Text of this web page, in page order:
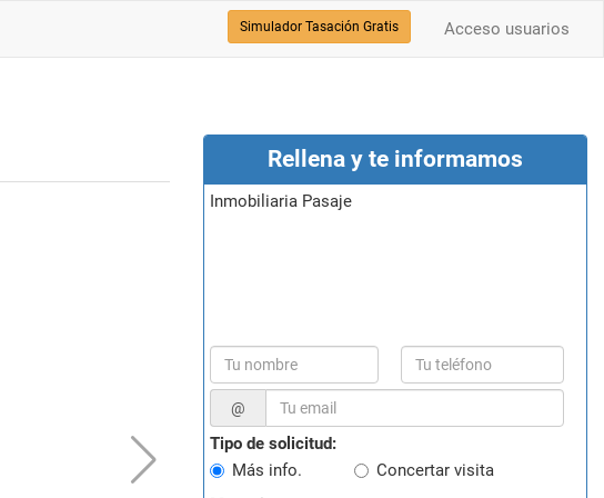
Acceso usuarios
Simulador Tasación Gratis
Rellena y te informamos
Inmobiliaria Pasaje
@
Tipo de solicitud:
Más info.
Concertar visita